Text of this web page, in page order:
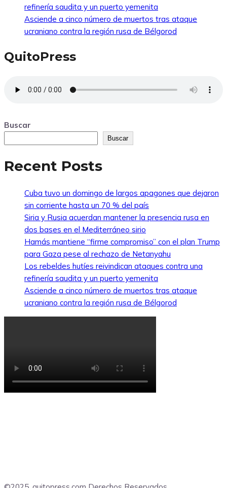
refinería saudita y un puerto yemenita
Asciende a cinco número de muertos tras ataque
ucraniano contra la región rusa de Bélgorod
QuitoPress
Buscar
Buscar
Recent Posts
Cuba tuvo un domingo de largos apagones que dejaron
sin corriente hasta un 70 % del país
Siria y Rusia acuerdan mantener la presencia rusa en
dos bases en el Mediterráneo sirio
Hamás mantiene “firme compromiso” con el plan Trump
para Gaza pese al rechazo de Netanyahu
Los rebeldes hutíes reivindican ataques contra una
refinería saudita y un puerto yemenita
Asciende a cinco número de muertos tras ataque
ucraniano contra la región rusa de Bélgorod